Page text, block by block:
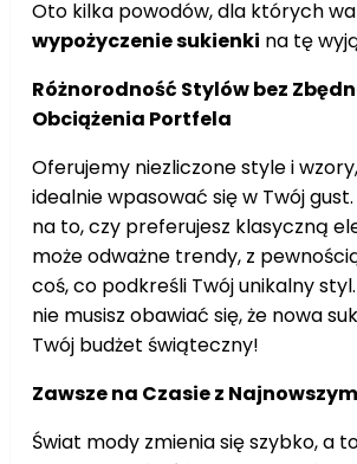
Oto kilka powodów, dla których
wypożyczenie sukienki na tę
Różnorodność Stylów bez
Obciążenia Portfela
Oferujemy niezliczone style i
idealnie wpasować się w Twój
na to, czy preferujesz klasyczną
może odważne trendy, z
coś, co podkreśli Twój unikalny
nie musisz obawiać się, że nowa
Twój budżet świąteczny!
Zawsze na Czasie z
Świat mody zmienia się szybko, a